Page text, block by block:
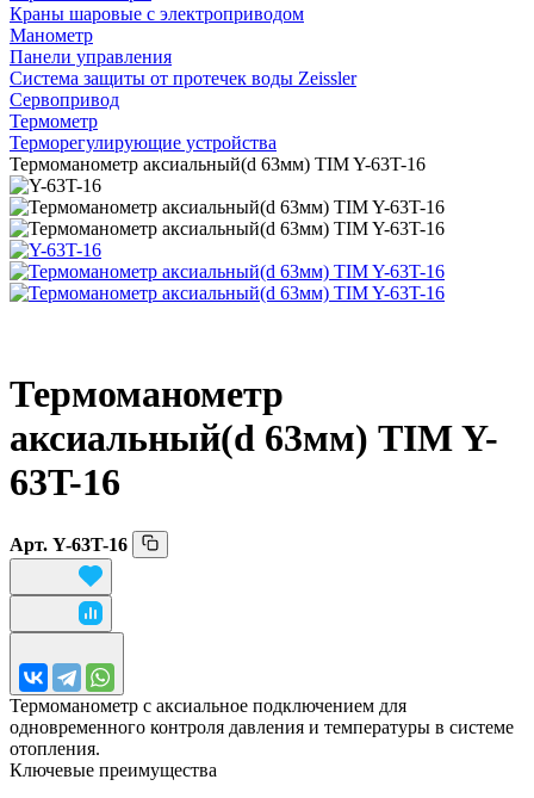
Краны шаровые с электроприводом
Манометр
Панели управления
Система защиты от протечек воды Zeissler
Сервопривод
Термометр
Терморегулирующие устройства
Термоманометр аксиальный(d 63мм) TIM Y-63T-16
Термоманометр
аксиальный(d 63мм) TIM Y-
63T-16
Арт. Y-63T-16
Термоманометр с аксиальное подключением для
одновременного контроля давления и температуры в системе
отопления.
Ключевые преимущества